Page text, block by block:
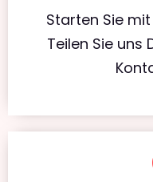
Starten Sie
Teilen Sie uns